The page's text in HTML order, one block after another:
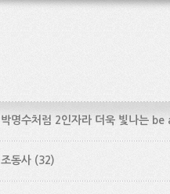
박명수처럼 2인자라 더욱 빛나는
조동사 (32)